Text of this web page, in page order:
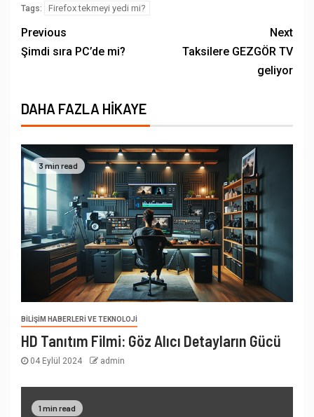
Tags: Firefox tekmeyi yedi mi?
Previous
Şimdi sıra PC’de mi?
Next
Taksilere GEZGÖR TV
geliyor
DAHA FAZLA HIKAYE
3 min read
BILIŞIM HABERLERI VE TEKNOLOJI
HD Tanıtım Filmi: Göz Alıcı Detayların Gücü
04 Eylül 2024 admin
1 min read